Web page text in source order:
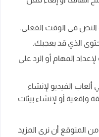
النص في الوقت الفعلي.
الذي قد يعجبك.
المهام أو الرد على
الفيديو لإنشاء
أو لإنشاء بيئات
المتوقع أن نرى المزيد